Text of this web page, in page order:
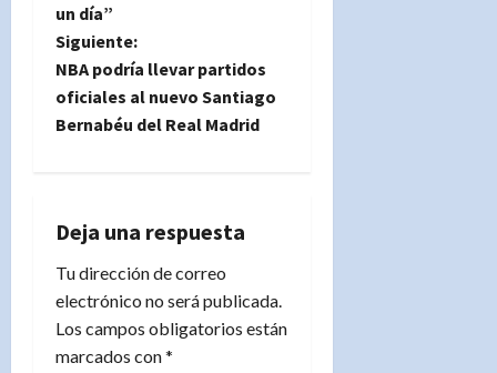
e
g
a
ó
n
d
un día”
Siguiente:
NBA podría llevar partidos
oficiales al nuevo Santiago
Bernabéu del Real Madrid
Deja una respuesta
Tu dirección de correo
electrónico no será publicada.
Los campos obligatorios están
marcados con*